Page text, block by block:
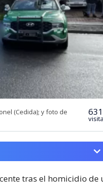
(Cedida); y foto de 631
tras el homicidio de